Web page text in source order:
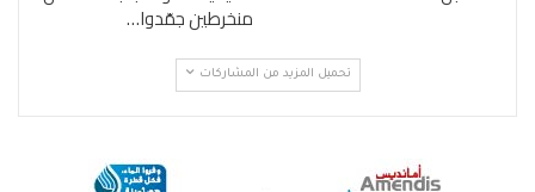
منخرطين جمّدوا…
تحميل المزيد من المشاركات